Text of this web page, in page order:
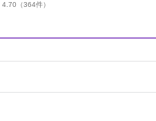
4.70 （364件）